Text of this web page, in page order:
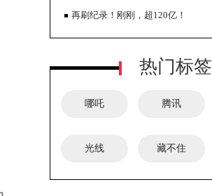
破1亿美元
再刷纪录！刚刚，超120亿！
热门标签
哪吒 腾讯
光线 藏不住